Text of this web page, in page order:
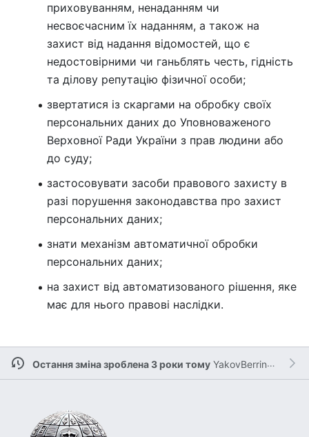
приховуванням, ненаданням чи
несвоєчасним їх наданням, а також на
захист від надання відомостей, що є
недостовірними чи ганьблять честь, гідність
та ділову репутацію фізичної особи;
звертатися із скаргами на обробку своїх
персональних даних до Уповноваженого
Верховної Ради України з прав людини або
до суду;
застосовувати засоби правового захисту в
разі порушення законодавства про захист
персональних даних;
знати механізм автоматичної обробки
персональних даних;
на захист від автоматизованого рішення, яке
має для нього правові наслідки.
Остання зміна зроблена 3 роки тому YakovBerringer